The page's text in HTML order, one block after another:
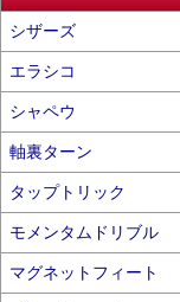
シザーズ
エラシコ
シャペウ
軸裏ターン
タップトリック
モメンタムドリブル
マグネットフィート